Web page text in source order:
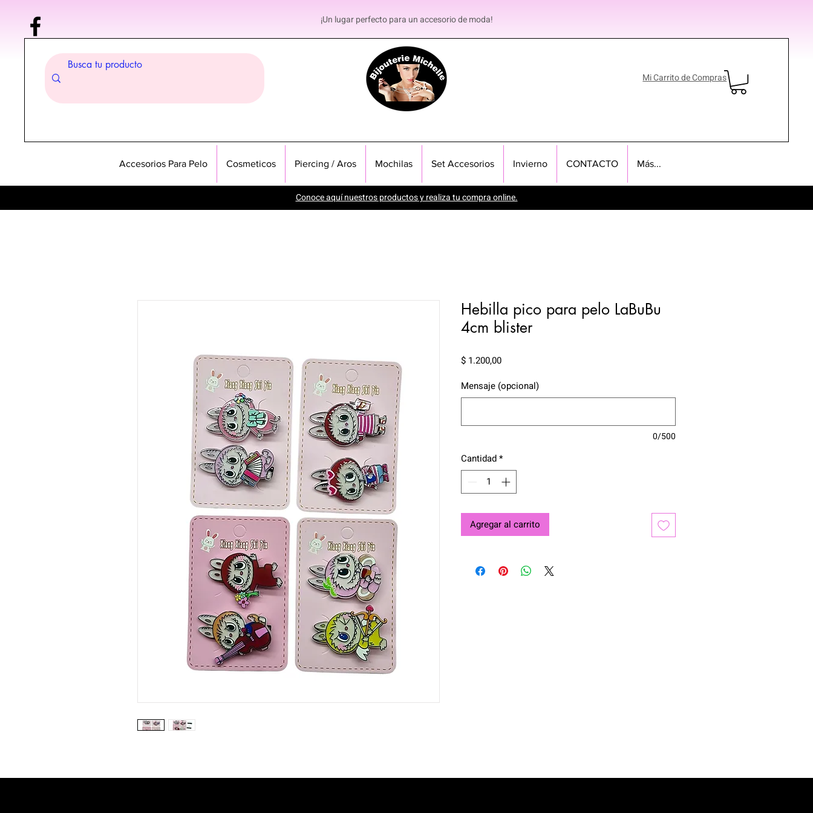
¡Un lugar perfecto para un accesorio de moda!
Mi Carrito de Compras
Accesorios Para Pelo Cosmeticos Piercing / Aros Mochilas Set Accesorios Invierno CONTACTO Más...
Conoce aquí nuestros productos y realiza tu compra online.
Hebilla pico para pelo LaBuBu
4cm blister
$ 1.200,00Precio
Mensaje (opcional)
0/500
Cantidad*
Agregar al carrito